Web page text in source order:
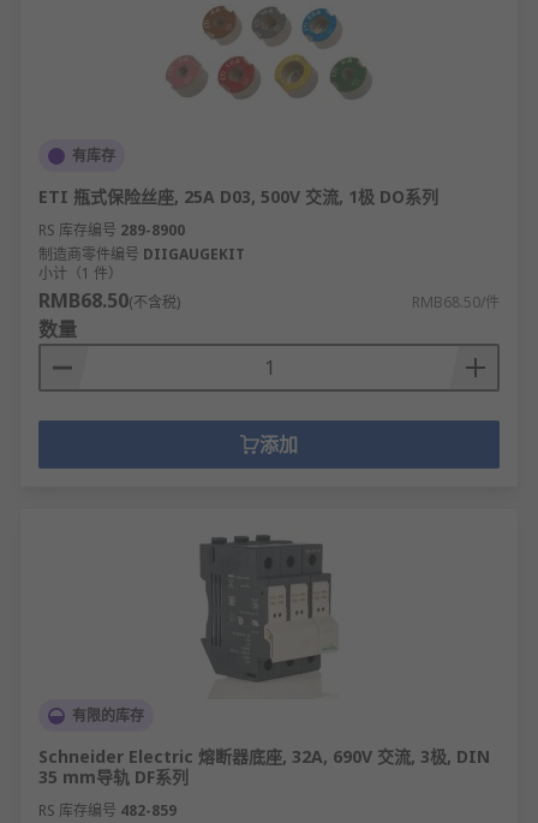
有库存
ETI 瓶式保险丝座, 25A D03, 500V 交流, 1极 DO系列
RS 库存编号 289-8900
制造商零件编号 DIIGAUGEKIT
小计（1 件）
RMB68.50(不含税) RMB68.50/件
数量
添加
有限的库存
Schneider Electric 熔断器底座, 32A, 690V 交流, 3极, DIN
35 mm导轨 DF系列
RS 库存编号 482-859